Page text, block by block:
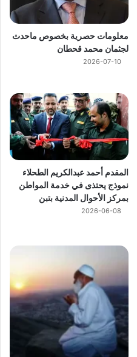
معلومات حصرية بخصوص ماحدث
لجثمان محمد قحطان
2026-07-10
المقدم أحمد عبدالكريم الطحلاء
نموذج يحتذى في خدمة المواطن
بمركز الأحوال المدنية بتبن
2026-06-08